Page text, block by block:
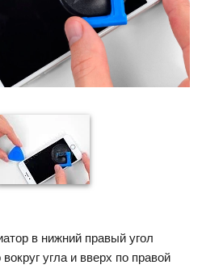
в нижний правый угол
угла и вверх по правой